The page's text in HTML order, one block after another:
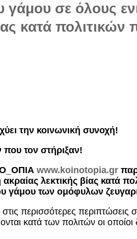
σε όλους
κατά πολιτικών
την κοινωνική συνοχή!
τον στήριξαν!
www.koinotopia.gr
λεκτικής βίας κατά
γάμου των ομόφυλων
περισσότερες περιπτώσεις
κατά των πολιτών οι οποίοι